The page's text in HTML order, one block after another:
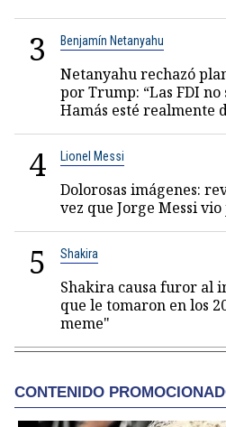
3 Benjamín Netanyahu
Netanyahu rechazó
por Trump: “Las FDI
Hamás esté realmente
4 Lionel Messi
Dolorosas imágenes:
vez que Jorge Messi
5 Shakira
Shakira causa furor al
que le tomaron en los
meme"